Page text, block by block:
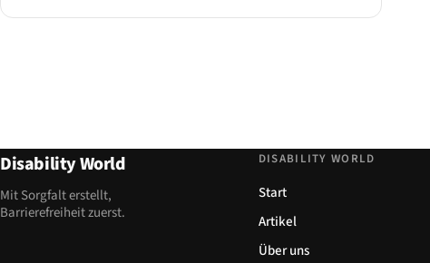
Disability World
Mit Sorgfalt erstellt,
Barrierefreiheit zuerst.
DISABILITY WORLD
Start
Artikel
Über uns